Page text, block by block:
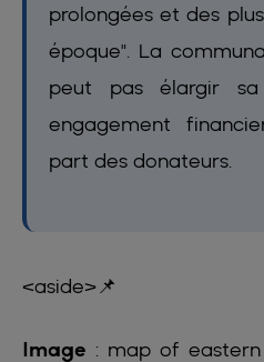
prolongées et des
époque". La
peut pas élargir
engagement
part des donateurs.
<aside>📌
Image : map of